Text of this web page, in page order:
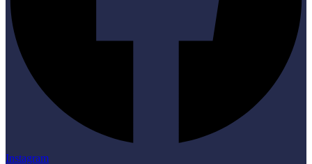
Instagram